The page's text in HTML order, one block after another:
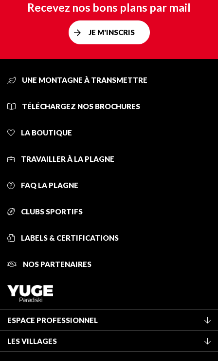
Recevez nos bons plans par mail
JE M'INSCRIS
UNE MONTAGNE À TRANSMETTRE
TÉLÉCHARGEZ NOS BROCHURES
LA BOUTIQUE
TRAVAILLER À LA PLAGNE
FAQ LA PLAGNE
CLUBS SPORTIFS
LABELS & CERTIFICATIONS
NOS PARTENAIRES
ESPACE PROFESSIONNEL
Classement des meublés
LES VILLAGES